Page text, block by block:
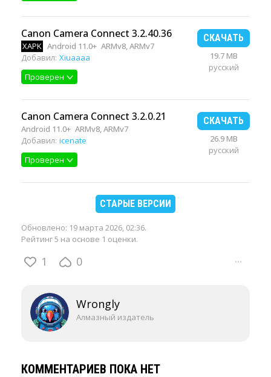
Canon Camera Connect 3.2.40.36
XAPK Android 11.0+ ARMv8, ARMv7
Добавил: Xiuaaaa
Проверен
СКАЧАТЬ
19.7 MB
русский
Canon Camera Connect 3.2.0.21
Android 11.0+ ARMv8, ARMv7
Добавил: icenate
Проверен
СКАЧАТЬ
26.9 MB
русский
СТАРЫЕ ВЕРСИИ
Обновлено: 19 марта 2026, 02:36.
Рейтинг 5 на основе 1 оценки.
1 0 ···
Wrongly
Алмазный издатель
КОММЕНТАРИЕВ ПОКА НЕТ